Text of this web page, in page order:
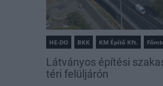
HE-DO BKK KM Építő Kft.
Látványos építési
téri felüljárón